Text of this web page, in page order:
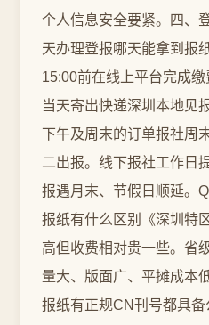
个人信息安全要紧。四、
天办理登报哪天能拿到报
15:00前在线上平台完成
当天寄出快递深圳本地见
下午及周末的订单报社周
二出报。线下报社工作日
报遇月末、节假日顺延。
报纸有什么区别《深圳特
高但收费相对贵一些。省
量大、版面广、平摊成本
报纸有正规CN刊号都具备